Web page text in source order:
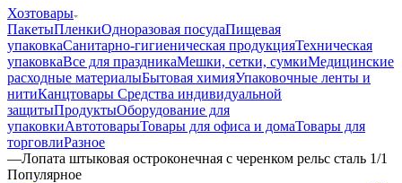
Хозтовары
ПакетыПленкиОдноразовая посудаПищевая
упаковкаСанитарно-гигиеническая продукцияТехническая
упаковкаВсе для праздникаМешки, сетки, сумкиМедицинские
расходные материалыБытовая химияУпаковочные ленты и
нитиКанцтовары Средства индивидуальной
защитыПродуктыОборудование для
упаковкиАвтотоварыТовары для офиса и домаТовары для
торговлиРазное
—Лопата штыковая остроконечная с черенком рельс сталь 1/1
Популярное